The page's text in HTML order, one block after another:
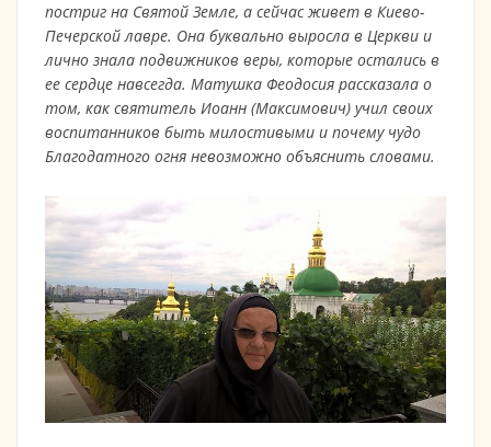
постриг на Святой Земле, а сейчас живет в Киево-
Печерской лавре. Она буквально выросла в Церкви и
лично знала подвижников веры, которые остались в
ее сердце навсегда. Матушка Феодосия рассказала о
том, как святитель Иоанн (Максимович) учил своих
воспитанников быть милостивыми и почему чудо
Благодатного огня невозможно объяснить словами.